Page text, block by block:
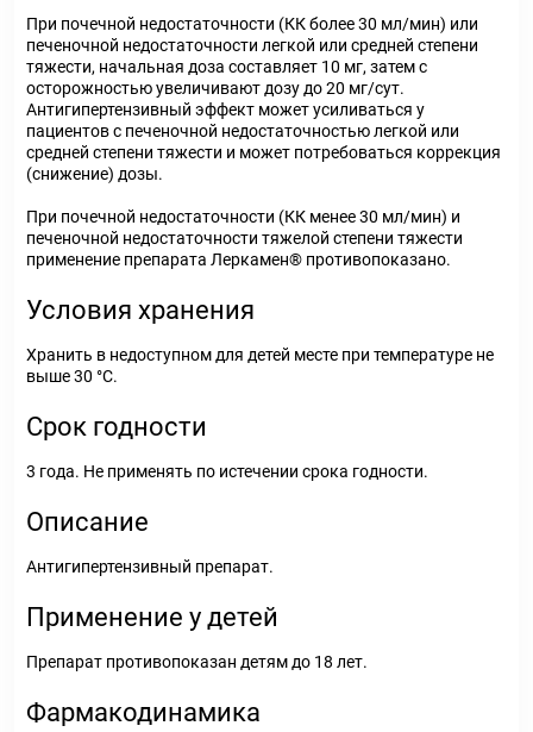
При почечной недостаточности (КК более 30 мл/мин) или
печеночной недостаточности легкой или средней степени
тяжести, начальная доза составляет 10 мг, затем с
осторожностью увеличивают дозу до 20 мг/сут.
Антигипертензивный эффект может усиливаться у
пациентов с печеночной недостаточностью легкой или
средней степени тяжести и может потребоваться коррекция
(снижение) дозы.
При почечной недостаточности (КК менее 30 мл/мин) и
печеночной недостаточности тяжелой степени тяжести
применение препарата Леркамен® противопоказано.
Условия хранения
Хранить в недоступном для детей месте при температуре не
выше 30 °С.
Срок годности
3 года. Не применять по истечении срока годности.
Описание
Антигипертензивный препарат.
Применение у детей
Препарат противопоказан детям до 18 лет.
Фармакодинамика